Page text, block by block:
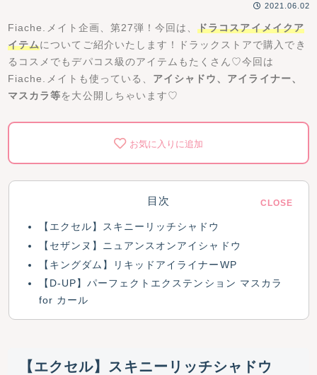
2021.06.02
Fiache.メイト企画、第27弾！今回は、ドラコスアイメイクア
イテムについてご紹介いたします！ドラックストアで購入でき
るコスメでもデパコス級のアイテムもたくさん♡今回は
Fiache.メイトも使っている、 アイシャドウ、アイライナー、
マスカラ等 を大公開しちゃいます♡
お気に入りに追加
目次
【エクセル】スキニーリッチシャドウ
【セザンヌ】ニュアンスオンアイシャドウ
【キングダム】リキッドアイライナーWP
【D-UP】パーフェクトエクステンション マスカラ
for カール
【エクセル】スキニーリッチシャドウ